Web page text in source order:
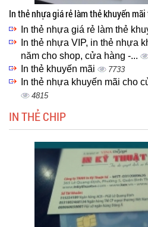
In thẻ nhựa giá rẻ làm thẻ khuyến mãi
In thẻ nhựa giá rẻ làm thẻ
In thẻ nhựa VIP, in thẻ nhựa
năm cho shop, cửa hàng -...
In thẻ khuyến mãi 7733
In thẻ nhựa khuyến mãi cho
4815
IN THẺ CHIP